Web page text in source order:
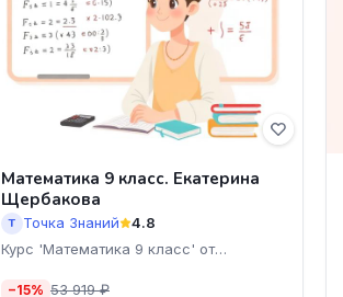
Математика 9 класс. Екатерина
Щербакова
Т Точка Знаний
4.8
Курс 'Математика 9 класс' от
−15% 53 919 ₽